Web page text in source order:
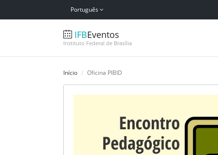
Português
IFBEventos
Instituto Federal de Brasília
Início Oficina PIBID